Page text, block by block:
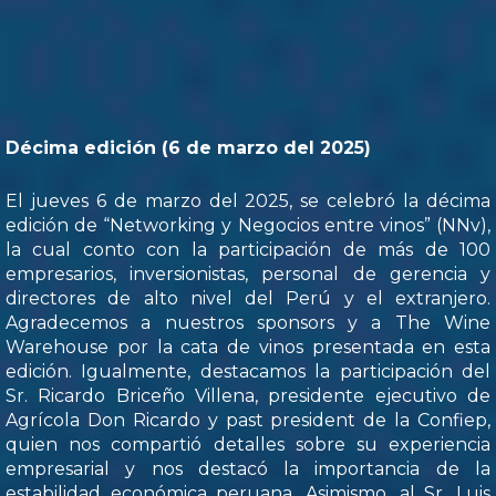
Décima edición (6 de marzo del 2025)
El jueves 6 de marzo del 2025, se celebró la décima
edición de “Networking y Negocios entre vinos” (NNv),
la cual conto con la participación de más de 100
empresarios, inversionistas, personal de gerencia y
directores de alto nivel del Perú y el extranjero.
Agradecemos a nuestros sponsors y a The Wine
Warehouse por la cata de vinos presentada en esta
edición. Igualmente, destacamos la participación del
Sr. Ricardo Briceño Villena, presidente ejecutivo de
Agrícola Don Ricardo y past president de la Confiep,
quien nos compartió detalles sobre su experiencia
empresarial y nos destacó la importancia de la